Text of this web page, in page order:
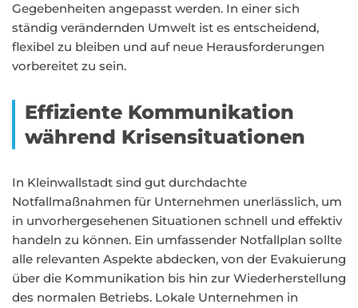
Gegebenheiten angepasst werden. In einer sich
ständig verändernden Umwelt ist es entscheidend,
flexibel zu bleiben und auf neue Herausforderungen
vorbereitet zu sein.
Effiziente Kommunikation
während Krisensituationen
In Kleinwallstadt sind gut durchdachte
Notfallmaßnahmen für Unternehmen unerlässlich, um
in unvorhergesehenen Situationen schnell und effektiv
handeln zu können. Ein umfassender Notfallplan sollte
alle relevanten Aspekte abdecken, von der Evakuierung
über die Kommunikation bis hin zur Wiederherstellung
des normalen Betriebs. Lokale Unternehmen in